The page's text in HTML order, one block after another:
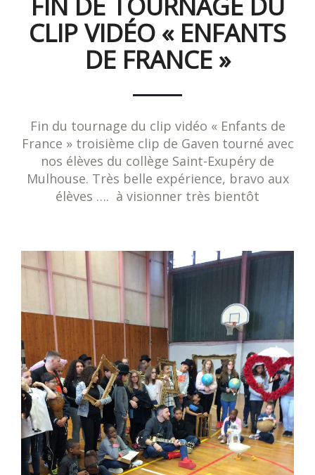
CLIP VIDÉO « ENFANTS
DE FRANCE »
Fin du tournage du clip vidéo « Enfants de
France » troisième clip de Gaven tourné avec
nos élèves du collège Saint-Exupéry de
Mulhouse. Très belle expérience, bravo aux
élèves …. à visionner très bientôt